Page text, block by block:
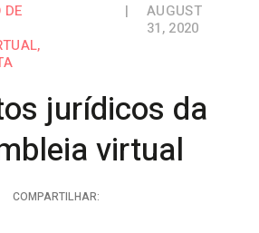
,
|
AUGUST
31, 2020
jurídicos da
virtual
COMPARTILHAR: